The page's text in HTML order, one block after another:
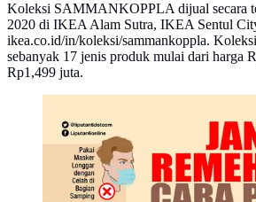
Koleksi SAMMANKOPPLA dijual secara
2020 di IKEA Alam Sutra, IKEA Sentul
ikea.co.id/in/koleksi/sammankoppla.
sebanyak 17 jenis produk mulai dari harga
Rp1,499 juta.